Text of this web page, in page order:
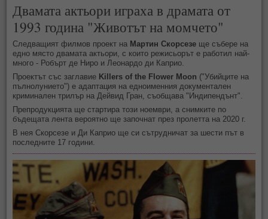
Двамата актьори играха в драмата от
1993 година "Животът на момчето"
Следващият филмов проект на Мартин Скорсезе ще събере на
едно място двамата актьори, с които режисьорът е работил най-
много - Робърт де Ниро и Леонардо ди Каприо.
Проектът със заглавие Killers of the Flower Moon ("Убийците на
пълнолунието") е адаптация на едноименния документален
криминален трилър на Дейвид Гран, съобщава "Индипендънт".
Препродукцията ще стартира този ноември, а снимките по
бъдещата лента вероятно ще започнат през пролетта на 2020 г.
В нея Скорсезе и Ди Каприо ще си сътрудничат за шести път в
последните 17 години.